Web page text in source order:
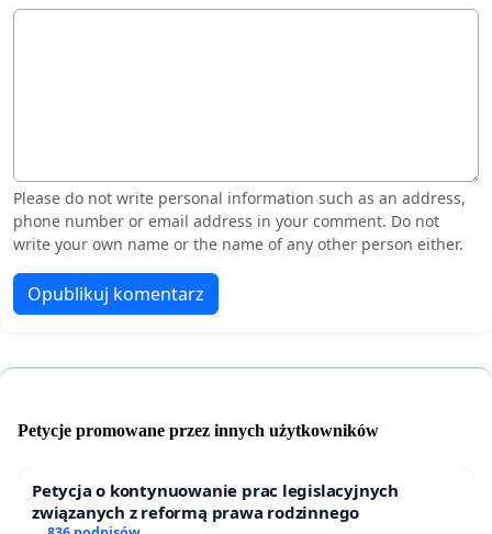
Please do not write personal information such as an address,
phone number or email address in your comment. Do not
write your own name or the name of any other person either.
Opublikuj komentarz
Petycje promowane przez innych użytkowników
Petycja o kontynuowanie prac legislacyjnych
związanych z reformą prawa rodzinnego